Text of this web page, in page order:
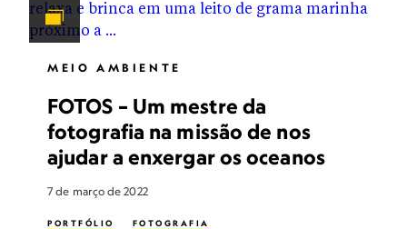
MEIO AMBIENTE
FOTOS – Um mestre da
fotografia na missão de nos
ajudar a enxergar os oceanos
7 de março de 2022
PORTFÓLIO
FOTOGRAFIA